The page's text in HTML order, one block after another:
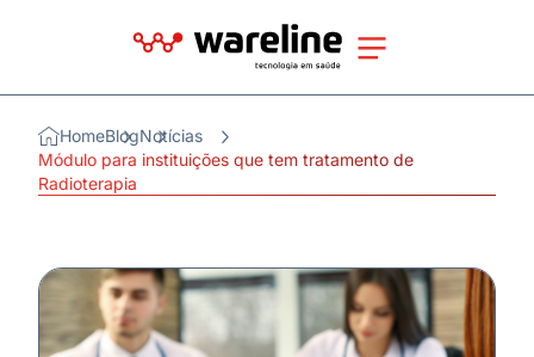
HomeBlogNotícias
Módulo para instituições que tem tratamento de
Radioterapia